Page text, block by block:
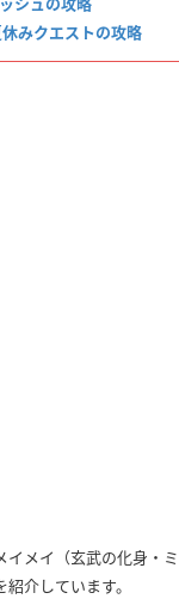
みクエストの攻略
メイ（玄武の化身・ミ
介しています。